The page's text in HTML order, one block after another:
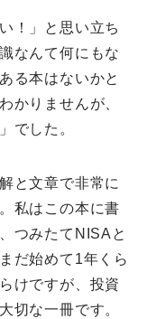
！」と思い立ち
なんて何にもな
る本はないかと
かりませんが、
でした。
と文章で非常に
私はこの本に書
つみたてNISAと
だ始めて1年くら
けですが、投資
切な一冊です。